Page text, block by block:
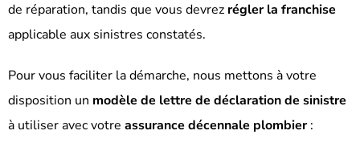
de réparation, tandis que vous devrez régler la franchise
applicable aux sinistres constatés.
Pour vous faciliter la démarche, nous mettons à votre
disposition un modèle de lettre de déclaration de sinistre
à utiliser avec votre assurance décennale plombier: